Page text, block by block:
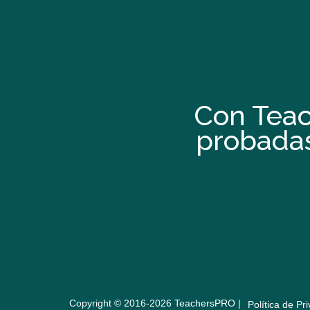
Con
Copyright © 2016-2026 TeachersPRO | Política de